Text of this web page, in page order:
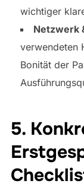
wichtiger
Netzwerk
verwendeten
Bonität der
5.